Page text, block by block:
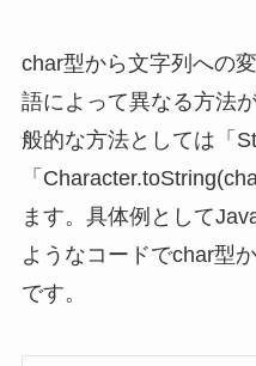
char型から文字列への
語によって異なる方法
般的な方法としては「
「
ます。具体例として
ようなコードでchar型
です。